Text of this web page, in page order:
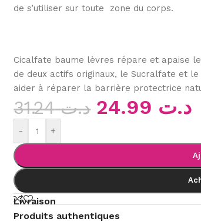
de s’utiliser sur toute zone du corps.
Cicalfate baume lèvres répare et apaise
de deux actifs originaux, le Sucralfate et
aider à réparer la barrière protectrice
د.ت31.24 د.ت
- +
Livraison
Produits authentiques